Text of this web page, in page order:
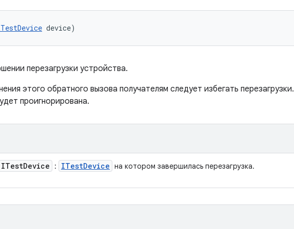
device)
перезагрузки устройства.
этого обратного вызова получателям следует избегать перезагрузки.
проигнорирована.
ITestDevice : ITestDevice на котором завершилась перезагрузка.